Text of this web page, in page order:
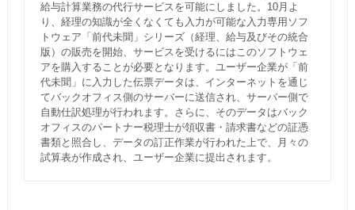
給与計算業務の代行サービスを可能にしました。10月よ
り、経理の知識が全くなくても入力が可能な入力専用ソフ
トウェア「前代未聞」シリーズ（経理、給与及びその統合
版）の販売を開始、サービスを受けるにはこのソフトウェ
アを購入することが必要となります。ユーザー企業が「前
代未聞」に入力した伝票データは、インターネットを通じ
てバックオフィス側のサーバーに送信され、サーバー側で
自動仕訳処理が行われます。さらに、そのデータはバック
オフィスのパートナー税理士が領収書・請求書などの証憑
書類と照合し、データの訂正作業が行われた上で、月々の
試算表が作成され、ユーザー企業に提出されます。